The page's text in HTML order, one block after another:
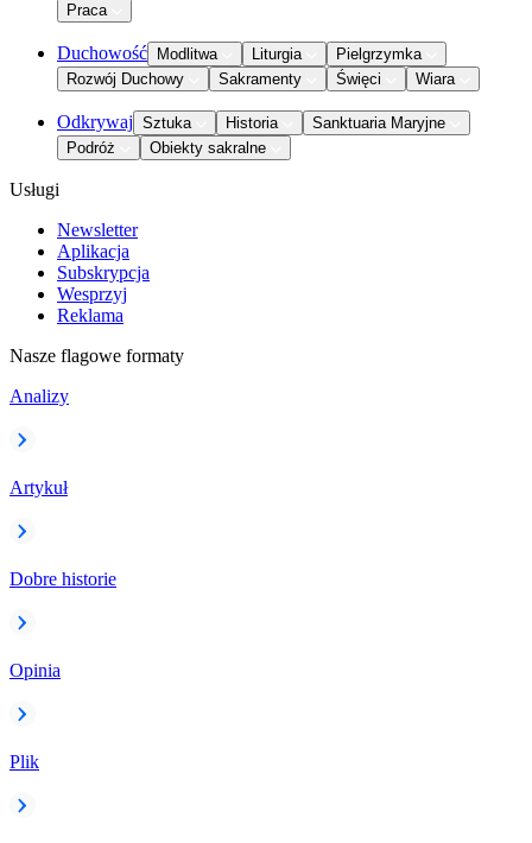
Praca
Duchowość Modlitwa Liturgia
Pielgrzymka
Rozwój Duchowy
Sakramenty Święci Wiara
Odkrywaj Sztuka Historia
Sanktuaria Maryjne
Podróż
Obiekty sakralne
Usługi
Newsletter
Aplikacja
Subskrypcja
Wesprzyj
Reklama
Nasze flagowe formaty
Analizy
Artykuł
Dobre historie
Opinia
Plik